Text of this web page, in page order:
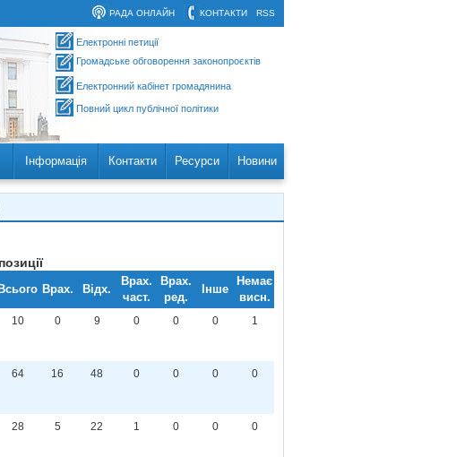
RSS
КОНТАКТИ
РАДА ОНЛАЙН
Електронні петиції
Громадське обговорення законопроєктів
Електронний кабінет громадянина
Повний цикл публічної політики
Інформація Контакти Ресурси Новини
Всього Врах. Відх.
Врах.
част.
Врах.
ред.
Інше
Немає
висн.
10 0 9 0 0 0 1
64 16 48 0 0 0 0
28 5 22 1 0 0 0